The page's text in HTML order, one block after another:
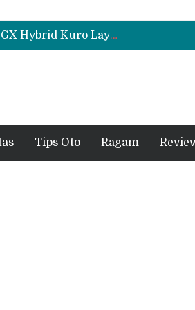
Suzuki XL7 Terbaru Jadi Favorit Test Drive di GIIAS 2026, Ini Fitur yang Paling Dipuji
Bukan Sekadar Sporty, Ini Alasan Suzuki Fronx SGX Hybrid Kuro Layak Dilirik
Geely Hadirkan The True Blue Journey, Fans Bisa Dapat Tiket Chelsea vs AC Milan
Tips Oto Ragam